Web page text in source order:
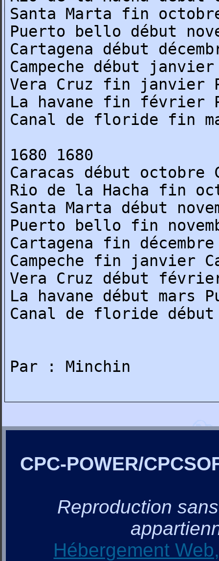
Santa Marta fin
Puerto bello début
Cartagena début
Campeche début
Vera Cruz fin janvier
La havane fin février
Canal de floride fin
1680 1680
Caracas début octobre
Rio de la Hacha fin
Santa Marta début
Puerto bello fin
Cartagena fin
Campeche fin janvier
Vera Cruz début
La havane début mars
Canal de floride
Par : Minchin
CPC-POWER/
Reproduction
Hébergement